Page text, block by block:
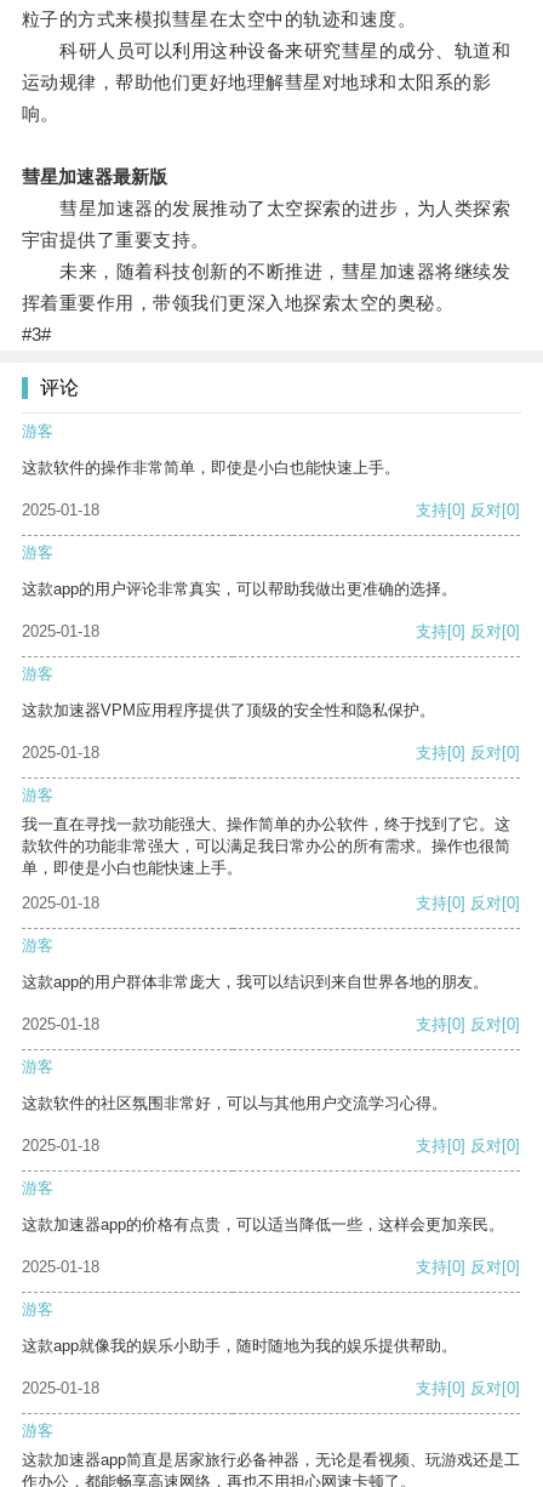
粒子的方式来模拟彗星在太空中的轨迹和速度。
科研人员可以利用这种设备来研究彗星的成分、轨道和
运动规律，帮助他们更好地理解彗星对地球和太阳系的影
响。
彗星加速器最新版
彗星加速器的发展推动了太空探索的进步，为人类探索
宇宙提供了重要支持。
未来，随着科技创新的不断推进，彗星加速器将继续发
挥着重要作用，带领我们更深入地探索太空的奥秘。
#3#
评论
游客
这款软件的操作非常简单，即使是小白也能快速上手。
2025-01-18 支持[0] 反对[0]
游客
这款app的用户评论非常真实，可以帮助我做出更准确的选择。
2025-01-18 支持[0] 反对[0]
游客
这款加速器VPM应用程序提供了顶级的安全性和隐私保护。
2025-01-18 支持[0] 反对[0]
游客
我一直在寻找一款功能强大、操作简单的办公软件，终于找到了它。这
款软件的功能非常强大，可以满足我日常办公的所有需求。操作也很简
单，即使是小白也能快速上手。
2025-01-18
支持[0] 反对[0]
游客
这款app的用户群体非常庞大，我可以结识到来自世界各地的朋友。
2025-01-18 支持[0] 反对[0]
游客
这款软件的社区氛围非常好，可以与其他用户交流学习心得。
2025-01-18 支持[0] 反对[0]
游客
这款加速器app的价格有点贵，可以适当降低一些，这样会更加亲民。
2025-01-18 支持[0] 反对[0]
游客
这款app就像我的娱乐小助手，随时随地为我的娱乐提供帮助。
2025-01-18 支持[0] 反对[0]
游客
这款加速器app简直是居家旅行必备神器，无论是看视频、玩游戏还是工
作办公，都能畅享高速网络，再也不用担心网速卡顿了。